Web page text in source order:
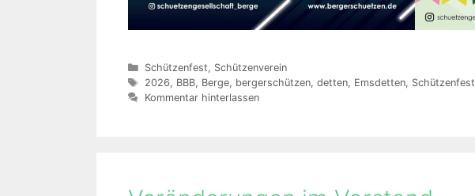
Kategorien
Schützenfest, Schützenverein
Schlagwörter
2026, BBB, Berge, bergerschützen, detten, Emsdetten, Schützenfest
Kommentar hinterlassen